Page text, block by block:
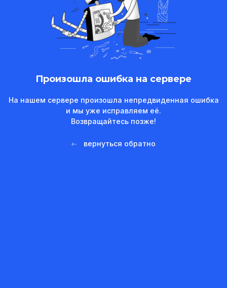
Произошла ошибка на сервере
На нашем сервере произошла непредвиденная ошибка
и мы уже исправляем её.
Возвращайтесь позже!
вернуться обратно